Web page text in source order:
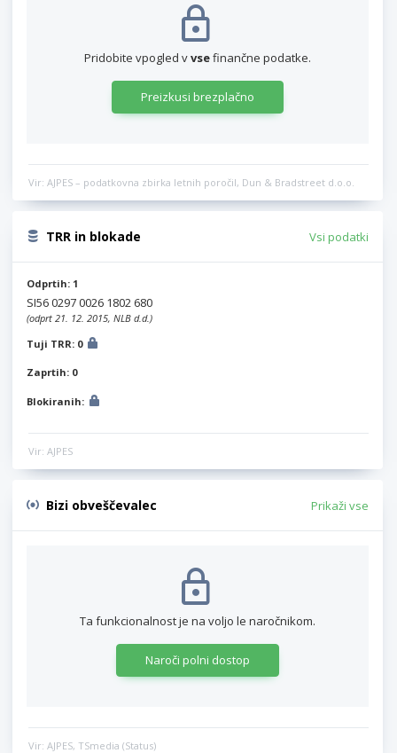
Pridobite vpogled vvsefinančne podatke.
Preizkusi brezplačno
Vir: AJPES – podatkovna zbirka letnih poročil, Dun & Bradstreet d.o.o.
TRR in blokade Vsi podatki
Odprtih: 1
SI56 0297 0026 1802 680
(odprt 21. 12. 2015, NLB d.d.)
Tuji TRR: 0
Zaprtih: 0
Blokiranih:
Vir: AJPES
Bizi obveščevalec Prikaži vse
Ta funkcionalnost je na voljo le naročnikom.
Naroči polni dostop
Vir: AJPES, TSmedia (Status)